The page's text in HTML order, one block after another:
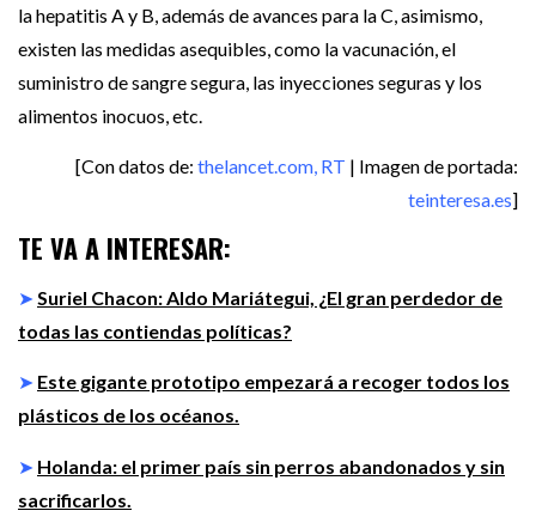
la hepatitis A y B, además de avances para la C, asimismo,
existen las medidas asequibles, como la vacunación, el
suministro de sangre segura, las inyecciones seguras y los
alimentos inocuos, etc.
[Con datos de: thelancet.com, RT | Imagen de portada:
teinteresa.es]
TE VA A INTERESAR:
➤ Suriel Chacon: Aldo Mariátegui, ¿El gran perdedor de
todas las contiendas políticas?
➤ Este gigante prototipo empezará a recoger todos los
plásticos de los océanos.
➤ Holanda: el primer país sin perros abandonados y sin
sacrificarlos.